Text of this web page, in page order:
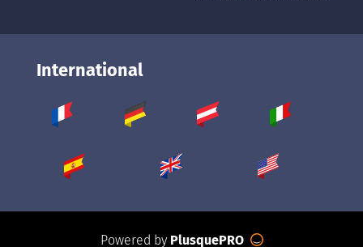
International
Powered by PlusquePRO